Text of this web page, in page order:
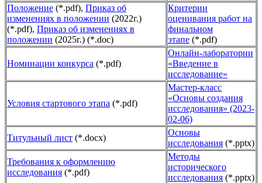
Положение (*.pdf), Приказ об
изменениях в положении (2022г.)
(*.pdf), Приказ об изменениях в
положении (2025г.) (*.doc)
Критерии
оценивания работ на
финальном
этапе (*.pdf)
Номинации конкурса (*.pdf)
Онлайн-лаборатории
«Введение в
исследование»
Условия стартового этапа (*.pdf)
Мастер-класс
«Основы создания
исследования» (2023-
02-06)
Титульный лист (*.docx)
Основы
исследования (*.pptx)
Требования к оформлению
исследования (*.pdf)
Методы
исторического
исследования (*.pptx)